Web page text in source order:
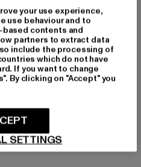
Style für mutige
ein Trend – er ist ein Statement
abheben und ihren
Inspiriert von
aus schimmernden
Bei Def-Shop findest du eine
und Accessoires, die den
und deinem Outfit eine
your use experience,
use behaviour and to
contents and
partners to extract data
include the processing of
which do not have
If you want to change
By clicking on "Accept" you
SETTINGS